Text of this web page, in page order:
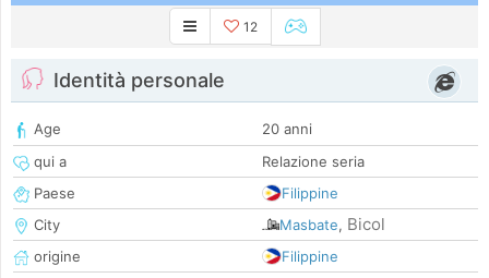
12
Identità personale
Age
20 anni
qui a
Relazione seria
Paese
Filippine
City
Masbate, Bicol
origine
Filippine